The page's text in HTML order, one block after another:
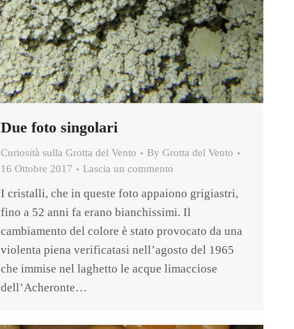
Due foto singolari
Curiosità sulla Grotta del Vento By Grotta del Vento
16 Ottobre 2017
Lascia un commento
I cristalli, che in queste foto appaiono grigiastri,
fino a 52 anni fa erano bianchissimi. Il
cambiamento del colore è stato provocato da una
violenta piena verificatasi nell’agosto del 1965
che immise nel laghetto le acque limacciose
dell’Acheronte…